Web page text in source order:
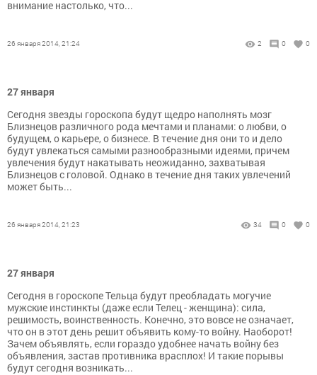
внимание настолько, что...
26 января 2014, 21:24 2 0 0
27 января
Сегодня звезды гороскопа будут щедро наполнять мозг
Близнецов различного рода мечтами и планами: о любви, о
будущем, о карьере, о бизнесе. В течение дня они то и дело
будут увлекаться самыми разнообразными идеями, причем
увлечения будут накатывать неожиданно, захватывая
Близнецов с головой. Однако в течение дня таких увлечений
может быть...
26 января 2014, 21:23 34 0 0
27 января
Сегодня в гороскопе Тельца будут преобладать могучие
мужские инстинкты (даже если Телец - женщина): сила,
решимость, воинственность. Конечно, это вовсе не означает,
что он в этот день решит объявить кому-то войну. Наоборот!
Зачем объявлять, если гораздо удобнее начать войну без
объявления, застав противника врасплох! И такие порывы
будут сегодня возникать...